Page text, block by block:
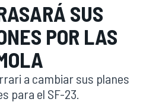
SUS
POR LAS
a cambiar sus planes
para el SF-23.